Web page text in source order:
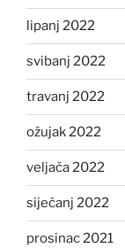
lipanj 2022
svibanj 2022
travanj 2022
ožujak 2022
veljača 2022
siječanj 2022
prosinac 2021